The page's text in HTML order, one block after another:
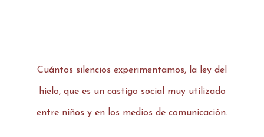
Cuántos silencios experimentamos, la ley del
hielo, que es un castigo social muy utilizado
entre niños y en los medios de comunicación.